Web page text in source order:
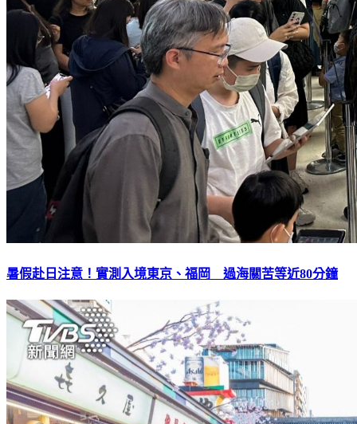
暑假赴日注意！實測入境東京、福岡 過海關苦等近80分鐘